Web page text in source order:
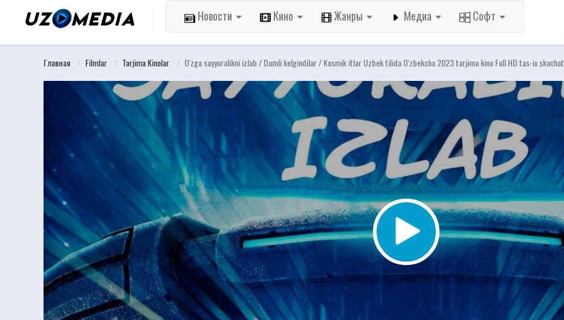
Новости Кино Жанры Медиа Софт
Главная Filmlar Tarjima Kinolar O'zga sayyoralikni izlab / Dumli kelgindilar / Kosmik itlar Uzbek tilida O'zbekcha 2023 tarjima kino Full HD tas-ix skachat